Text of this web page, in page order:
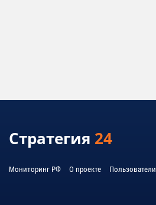
Стратегия 24
Мониторинг РФ О проекте Пользователи